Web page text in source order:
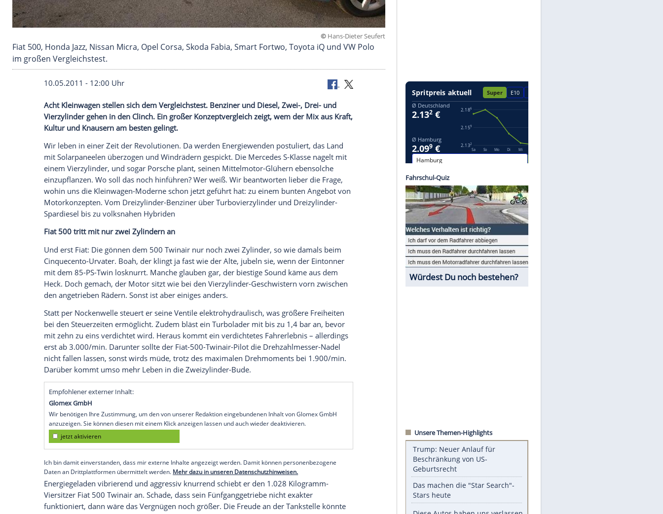
Hans-Dieter Seufert
Fiat 500, Honda Jazz, Nissan Micra, Opel Corsa, Skoda Fabia, Smart Fortwo, Toyota iQ und VW Polo
im großen Vergleichstest.
10.05.2011 - 12:00 Uhr
AchtKleinwagenstellen sich dem und Diesel, Zwei-, Drei- und
Vierzylindergehen in den Clinch. Ein großer
zeigt, wem der Mix aus Kraft,
Wir leben in einer Zeit der Revolutionen. Da werden Energiewenden postuliert, das Land
mit Solarpaneelen überzogen und Windrädern gespickt. DieMercedes S-Klasse nagelt mit
einemVierzylinder, und sogarPorscheplant, seinen Mittelmotor-Glühern ebensolche
einzupflanzen. Wo soll das noch hinführen? Wer weiß. Wir beantworten lieber die Frage,
wohin uns die Kleinwagen-Moderne schon jetzt geführt hat: zu einem bunten Angebot von
Motorkonzepten. Vom Dreizylinder-Benziner über Turbovierzylinder und Dreizylinder-
Spardiesel bis zu volksnahen Hybriden
Fiat 500 tritt mit nur zwei Zylindern an
Und erst Fiat: Die gönnen dem 500 Twinair nur noch zwei
, so wie damals beim
Cinquecento-Urvater. Boah, der klingt ja fast wie der Alte, jubeln sie, wenn der Eintonner
mit dem 85-PS-Twin losknurrt. Manche glauben gar, der biestige Sound käme aus dem
Heck. Doch gemach, der Motor sitzt wie bei den Vierzylinder-Geschwistern vorn zwischen
den angetrieben Rädern. Sonst ist aber einiges anders.
Statt per Nockenwelle steuert er seine Ventile elektrohydraulisch, was größere Freiheiten
bei den Steuerzeiten ermöglicht. Zudem bläst ein Turbolader mit bis zu 1,4 bar an, bevor
mit zehn zu eins verdichtet wird. Heraus kommt ein verdichtetes Fahrerlebnis – allerdings
erst ab 3.000/min. Darunter sollte der Fiat-500-Twinair-Pilot die Drehzahlmesser-Nadel